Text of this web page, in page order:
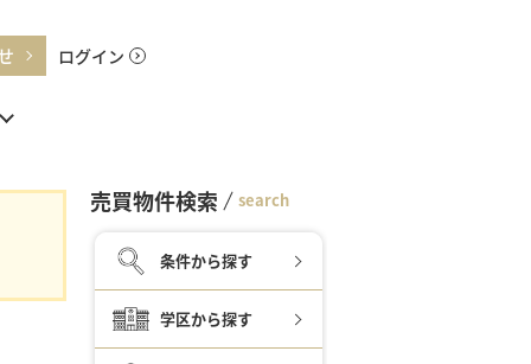
ログイン
売買物件検索 search
条件から探す
学区から探す